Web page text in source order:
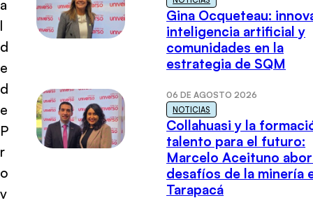
a
l
d
e
d
e
P
r
o
v
Gina Ocqueteau:
inteligencia artificial y
comunidades en la
estrategia de SQM
06 DE AGOSTO 2026
NOTICIAS
Collahuasi y la
talento para el futuro:
Marcelo Aceituno
desafíos de la minería
Tarapacá